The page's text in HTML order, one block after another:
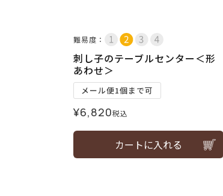
難易度：
刺し子のテーブルセンター＜形
あわせ＞
メール便1個まで可
¥6,820税込
カートに入れる